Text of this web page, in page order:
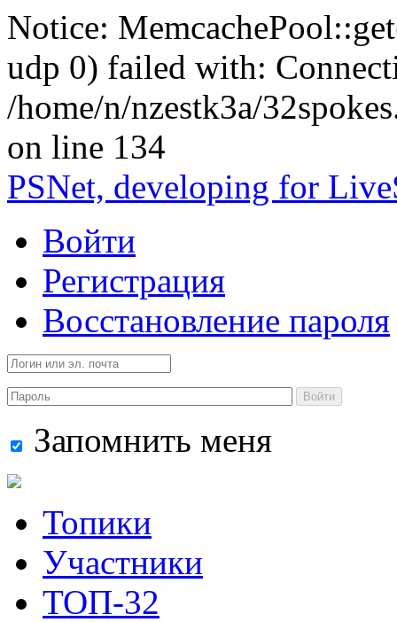
Notice:
udp 0) failed with:
/home/n/nzestk3a/
on line 134
PSNet, developing for
Войти
Регистрация
Восстановление пароля
Войти
Запомнить меня
Топики
Участники
ТОП-32